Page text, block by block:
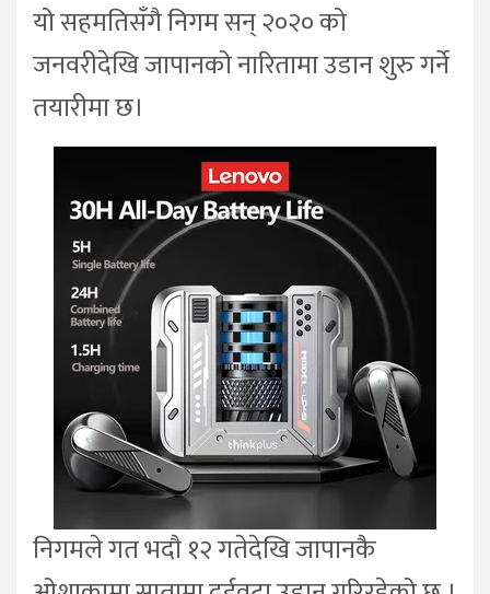
यो सहमतिसँगै निगम सन् २०२० को
जनवरीदेखि जापानको नारितामा उडान शुरु गर्ने
तयारीमा छ।
निगमले गत भदौ १२ गतेदेखि जापानकै